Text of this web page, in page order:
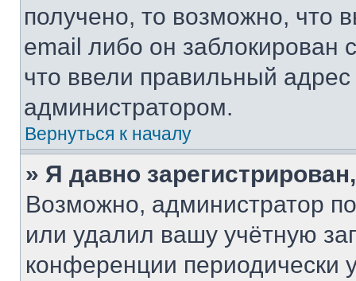
получено, то возможно, что
email либо он
что ввели правильный адрес
администратором.
Вернуться к началу
» Я давно
Возможно, администратор
или удалил вашу учётную
конференции периодически